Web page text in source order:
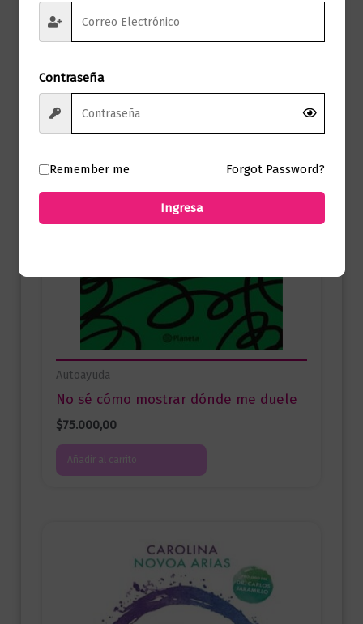
Autoayuda
No sé cómo mostrar dónde me duele
$75.000,00
Añadir al carrito
Contraseña
Remember me Forgot Password?
Ingresa